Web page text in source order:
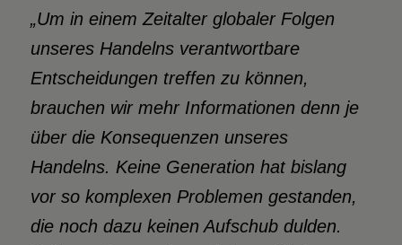
„Um in einem Zeitalter globaler Folgen
unseres Handelns verantwortbare
Entscheidungen treffen zu können,
brauchen wir mehr Informationen denn je
über die Konsequenzen unseres
Handelns. Keine Generation hat bislang
vor so komplexen Problemen gestanden,
die noch dazu keinen Aufschub dulden.